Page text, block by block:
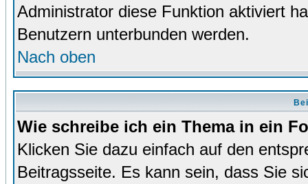
Administrator diese Funktion aktiviert
Benutzern unterbunden werden.
Nach oben
Wie schreibe ich ein Thema in ein
Klicken Sie dazu einfach auf den
Beitragsseite. Es kann sein, dass Sie